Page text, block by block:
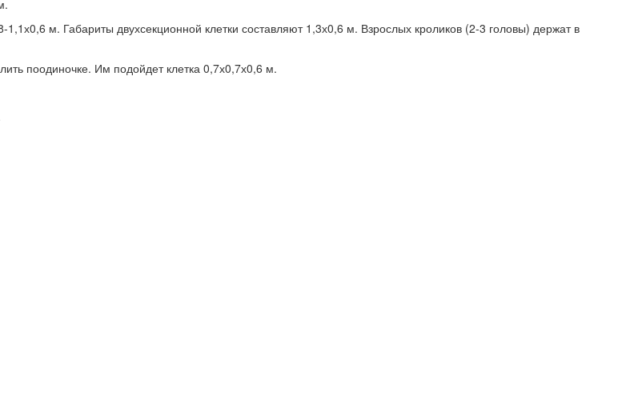
м. Габариты двухсекционной клетки составляют 1,3х0,6 м. Взрослых кроликов (2-3 головы) держат в
поодиночке. Им подойдет клетка 0,7х0,7х0,6 м.